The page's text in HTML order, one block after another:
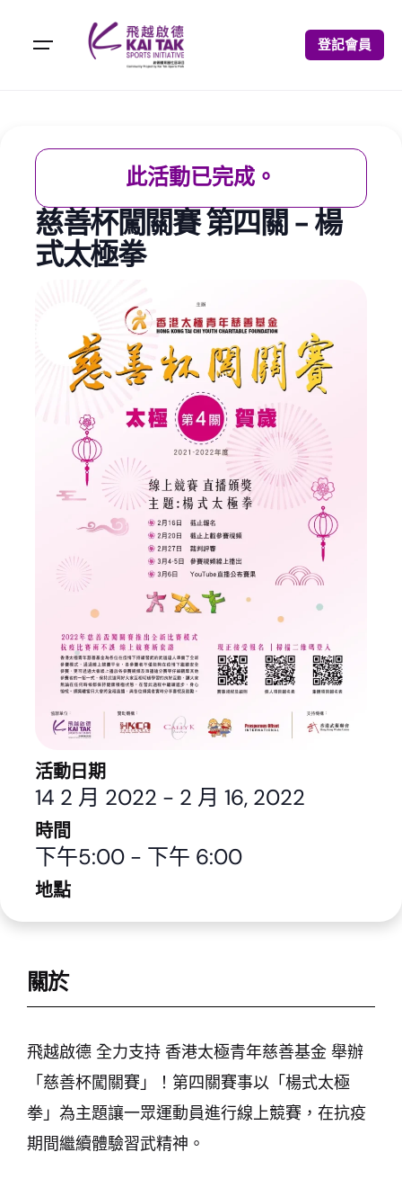
登記會員
關於
飛越啟德 全力支持 香港太極青年慈善基金 舉辦
「慈善杯闖關賽」！第四關賽事以「楊式太極
拳」為主題讓一眾運動員進行線上競賽，在抗疫
期間繼續體驗習武精神。
此活動已完成。
慈善杯闖關賽 第四關 - 楊
式太極拳
活動日期
14 2 月 2022 - 2 月 16, 2022
時間
下午5:00 - 下午 6:00
地點